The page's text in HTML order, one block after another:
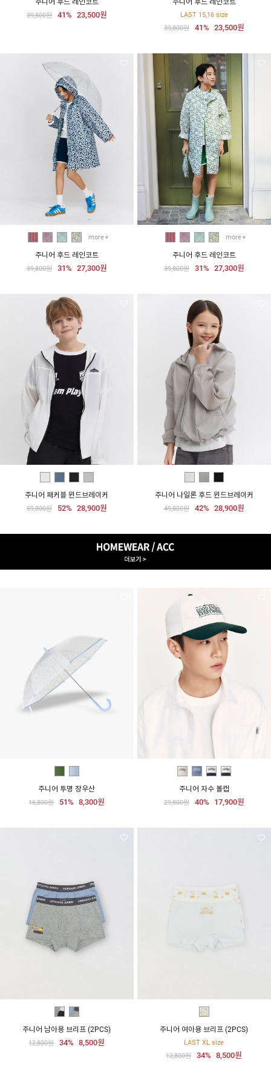
주니어 후드 레인코트
39,800원 41% 23,500원
주니어 후드 레인코트
LAST 15,16 size
39,800원
41% 23,500원
more
주니어 후드 레인코트
39,800원 31% 27,300원
more
주니어 후드 레인코트
39,800원 31% 27,300원
주니어 패커블 윈드브레이커
59,800원 52% 28,900원
주니어 나일론 후드 윈드브레이커
49,800원 42% 28,900원
주니어 투명 장우산
16,800원 51% 8,300원
주니어 자수 볼캡
29,800원 40% 17,900원
주니어 남아용 브리프 (2PCS)
12,800원 34% 8,500원
주니어 여아용 브리프 (2PCS)
LAST XL size
12,800원
34% 8,500원